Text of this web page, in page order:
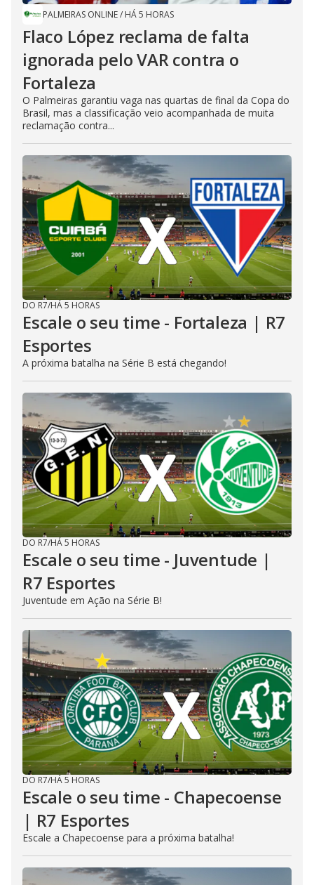
PALMEIRAS ONLINE/ HÁ 5 HORAS
Flaco López reclama de falta
ignorada pelo VAR contra o
Fortaleza
O Palmeiras garantiu vaga nas quartas de final da Copa do
Brasil, mas a classificação veio acompanhada de muita
reclamação contra...
DO R7/HÁ 5 HORAS
Escale o seu time - Fortaleza | R7
Esportes
A próxima batalha na Série B está chegando!
DO R7/HÁ 5 HORAS
Escale o seu time - Juventude |
R7 Esportes
Juventude em Ação na Série B!
DO R7/HÁ 5 HORAS
Escale o seu time - Chapecoense
| R7 Esportes
Escale a Chapecoense para a próxima batalha!